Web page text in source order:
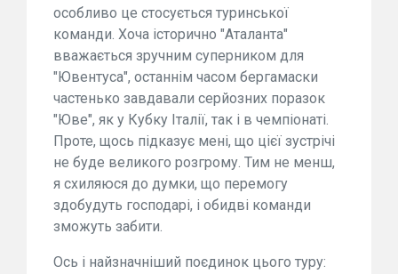
особливо це стосується туринської
команди. Хоча історично "Аталанта"
вважається зручним суперником для
"Ювентуса", останнім часом бергамаски
частенько завдавали серйозних поразок
"Юве", як у Кубку Італії, так і в чемпіонаті.
Проте, щось підказує мені, що цієї зустрічі
не буде великого розгрому. Тим не менш,
я схиляюся до думки, що перемогу
здобудуть господарі, і обидві команди
зможуть забити.
Ось і найзначніший поєдинок цього туру: